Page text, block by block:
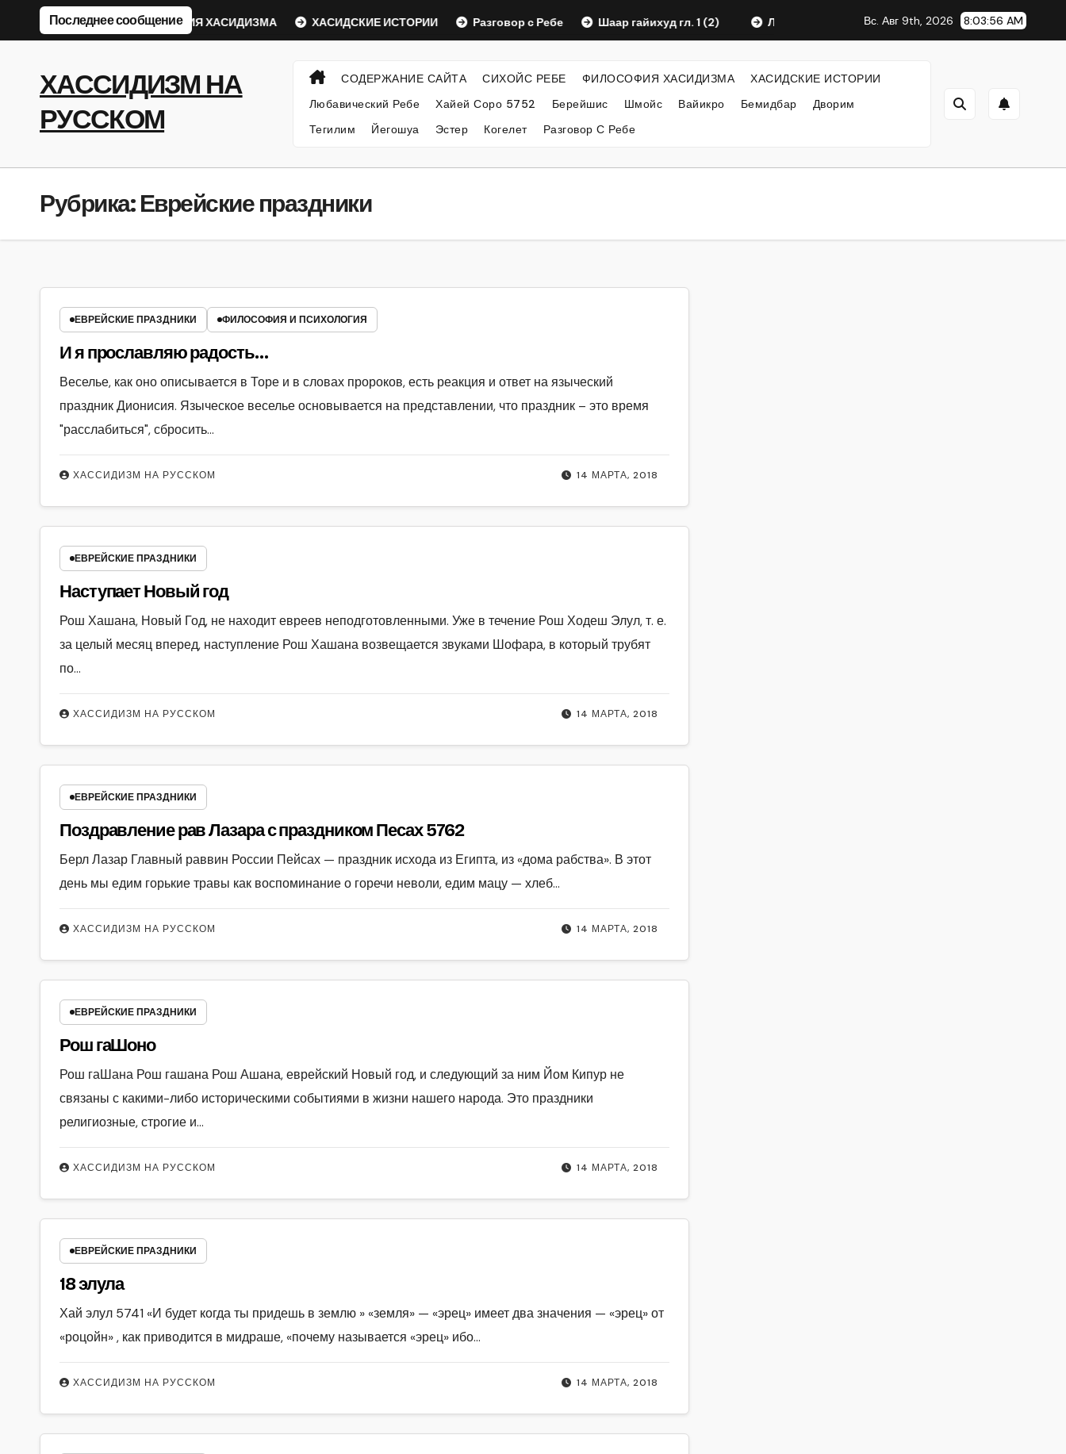
Перейти
Последнее сообщение
Ребе ФИЛОСОФИЯ ХАСИДИЗМА ХАСИДСКИЕ ИСТОРИИ Разговор с Ребе Шаар гайихуд гл. 1 (2) Любавический Ребе ФИЛОСОФИЯ ХАСИДИЗМА
Вс. Авг 9th, 2026 8:03:57 AM
ХАССИДИЗМ НА
РУССКОМ
СОДЕРЖАНИЕ САЙТА СИХОЙС РЕБЕ ФИЛОСОФИЯ ХАСИДИЗМА
ХАСИДСКИЕ ИСТОРИИ
Любавический Ребе
Хайей Соро 5752 Берейшис Шмойс Вайикро Бемидбар
Дворим
Тегилим
Йегошуа Эстер Когелет Разговор С Ребе
Рубрика:Еврейские праздники
ЕВРЕЙСКИЕ ПРАЗДНИКИ ФИЛОСОФИЯ И ПСИХОЛОГИЯ
И я прославляю радость…
14 МАРТА, 2018
ХАССИДИЗМ НА РУССКОМ
Веселье, как оно описывается в Торе и в словах пророков, есть реакция и ответ на языческий
праздник Дионисия. Языческое веселье основывается на представлении, что праздник – это время
"расслабиться", сбросить…
ЕВРЕЙСКИЕ ПРАЗДНИКИ
Наступает Новый год
14 МАРТА, 2018
ХАССИДИЗМ НА РУССКОМ
Рош Хашана, Новый Год, не находит евреев неподготовленными. Уже в течение Рош Ходеш Элул, т. е.
за целый месяц вперед, наступление Рош Хашана возвещается звуками Шофара, в который трубят
по…
ЕВРЕЙСКИЕ ПРАЗДНИКИ
Поздравление рав Лазара с праздником Песах 5762
14 МАРТА, 2018
ХАССИДИЗМ НА РУССКОМ
Берл Лазар Главный раввин России Пейсах — праздник исхода из Египта, из «дома рабства». В этот
день мы едим горькие травы как воспоминание о горечи неволи, едим мацу — хлеб…
ЕВРЕЙСКИЕ ПРАЗДНИКИ
Рош гаШоно
14 МАРТА, 2018
ХАССИДИЗМ НА РУССКОМ
Рош гаШана Рош гашана Рош Ашана, еврейский Новый год, и следующий за ним Йом Кипур не
связаны с какими-либо историческими событиями в жизни нашего народа. Это праздники
религиозные, строгие и…
ЕВРЕЙСКИЕ ПРАЗДНИКИ
18 элула
14 МАРТА, 2018
ХАССИДИЗМ НА РУССКОМ
Хай элул 5741 «И будет когда ты придешь в землю » «земля» — «эрец» имеет два значения — «эрец» от
«роцойн» , как приводится в мидраше, «почему называется «эрец» ибо…